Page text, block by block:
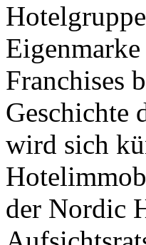
Franchises
Geschichte
wird sich
der Nordic